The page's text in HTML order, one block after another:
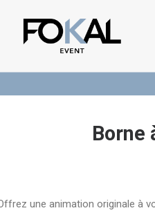
Borne
une animation originale à